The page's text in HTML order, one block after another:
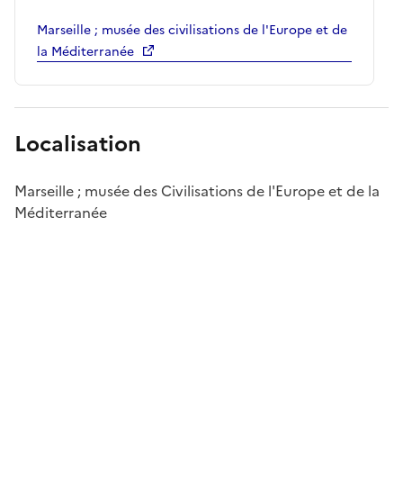
Marseille ; musée des civilisations de l'Europe et de
la Méditerranée
Localisation
Marseille ; musée des Civilisations de l'Europe et de la
Méditerranée